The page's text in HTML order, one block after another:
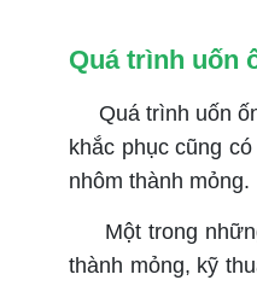
Quá trình uốn
Quá trình uốn
khắc phục cũng
nhôm thành mỏng.
Một trong những
thành mỏng, kỹ